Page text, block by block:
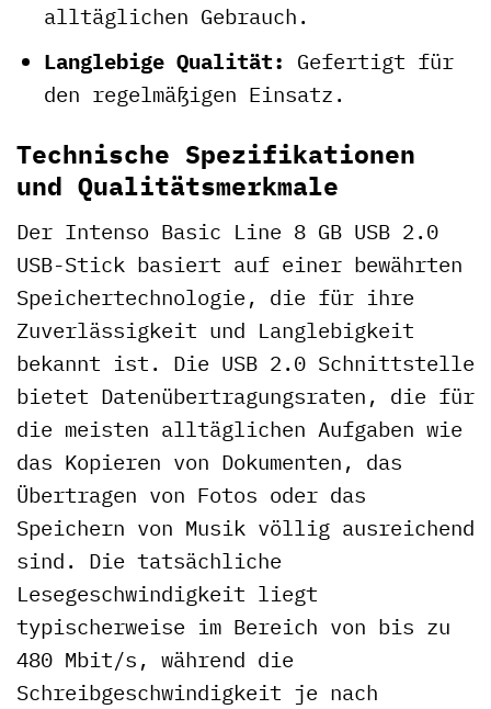
alltäglichen Gebrauch.
Langlebige Qualität: Gefertigt für
den regelmäßigen Einsatz.
Technische Spezifikationen
und Qualitätsmerkmale
Der Intenso Basic Line 8 GB USB 2.0
USB-Stick basiert auf einer bewährten
Speichertechnologie, die für ihre
Zuverlässigkeit und Langlebigkeit
bekannt ist. Die USB 2.0 Schnittstelle
bietet Datenübertragungsraten, die für
die meisten alltäglichen Aufgaben wie
das Kopieren von Dokumenten, das
Übertragen von Fotos oder das
Speichern von Musik völlig ausreichend
sind. Die tatsächliche
Lesegeschwindigkeit liegt
typischerweise im Bereich von bis zu
480 Mbit/s, während die
Schreibgeschwindigkeit je nach